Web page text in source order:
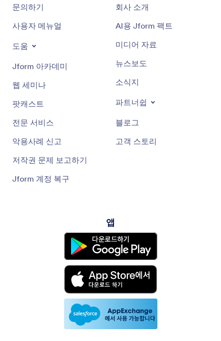
문의하기
사용자 메뉴얼
도움
Jform 아카데미
웹 세미나
팟캐스트
전문 서비스
악용사례 신고
저작권 문제 보고하기
Jform 계정 복구
회사 소개
AI용 Jform 팩트
미디어 자료
뉴스보도
소식지
파트너쉽
블로그
고객 스토리
앱